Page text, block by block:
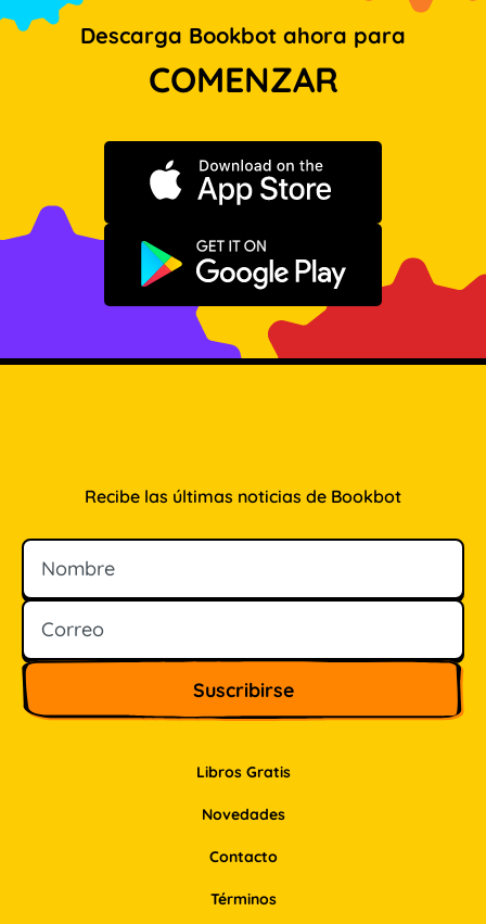
Descarga Bookbot ahora para
COMENZAR
Descargar en App Store
Disponible en Google Play
Libros Gratis
Novedades
Contacto
Recibe las últimas noticias de Bookbot
Nombre
Correo
Términos